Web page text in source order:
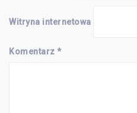
Witryna internetowa
Komentarz *